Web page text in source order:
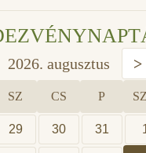
2026. augusztus >
SZ CS P
29 30 31